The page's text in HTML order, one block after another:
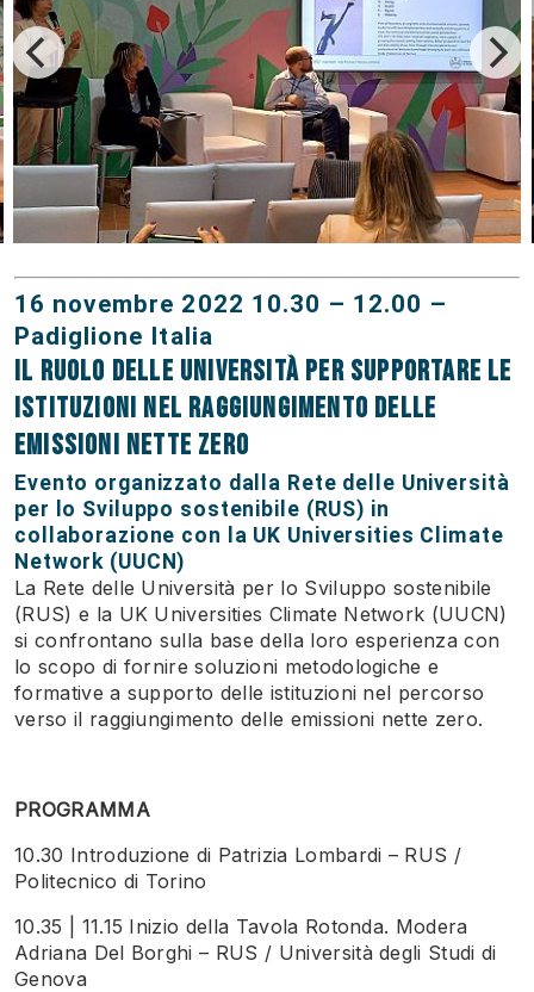
16 novembre 2022 10.30 – 12.00 –
Padiglione Italia
Il ruolo delle università per supportare le
istituzioni nel raggiungimento delle
emissioni nette zero
Evento organizzato dalla Rete delle Università
per lo Sviluppo sostenibile (RUS) in
collaborazione con la UK Universities Climate
Network (UUCN)
La Rete delle Università per lo Sviluppo sostenibile
(RUS) e la UK Universities Climate Network (UUCN)
si confrontano sulla base della loro esperienza con
lo scopo di fornire soluzioni metodologiche e
formative a supporto delle istituzioni nel percorso
verso il raggiungimento delle emissioni nette zero.
PROGRAMMA
10.30 Introduzione di Patrizia Lombardi – RUS /
Politecnico di Torino
10.35 | 11.15 Inizio della Tavola Rotonda. Modera
Adriana Del Borghi – RUS / Università degli Studi di
Genova